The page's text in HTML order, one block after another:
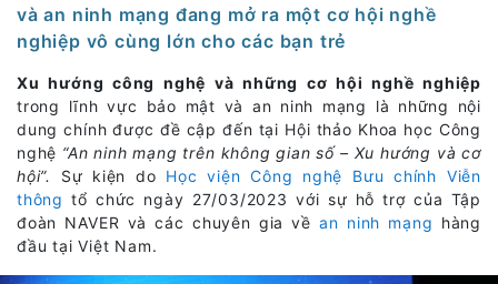
và an ninh mạng đang mở ra một cơ hội nghề
nghiệp vô cùng lớn cho các bạn trẻ
Xu hướng công nghệ và những cơ hội nghề nghiệp
trong lĩnh vực bảo mật và an ninh mạng là những nội
dung chính được đề cập đến tại Hội thảo Khoa học Công
nghệ “An ninh mạng trên không gian số – Xu hướng và cơ
hội”. Sự kiện do Học viện Công nghệ Bưu chính Viễn
thông tổ chức ngày 27/03/2023 với sự hỗ trợ của Tập
đoàn NAVER và các chuyên gia vềan ninh mạng hàng
đầu tại Việt Nam.